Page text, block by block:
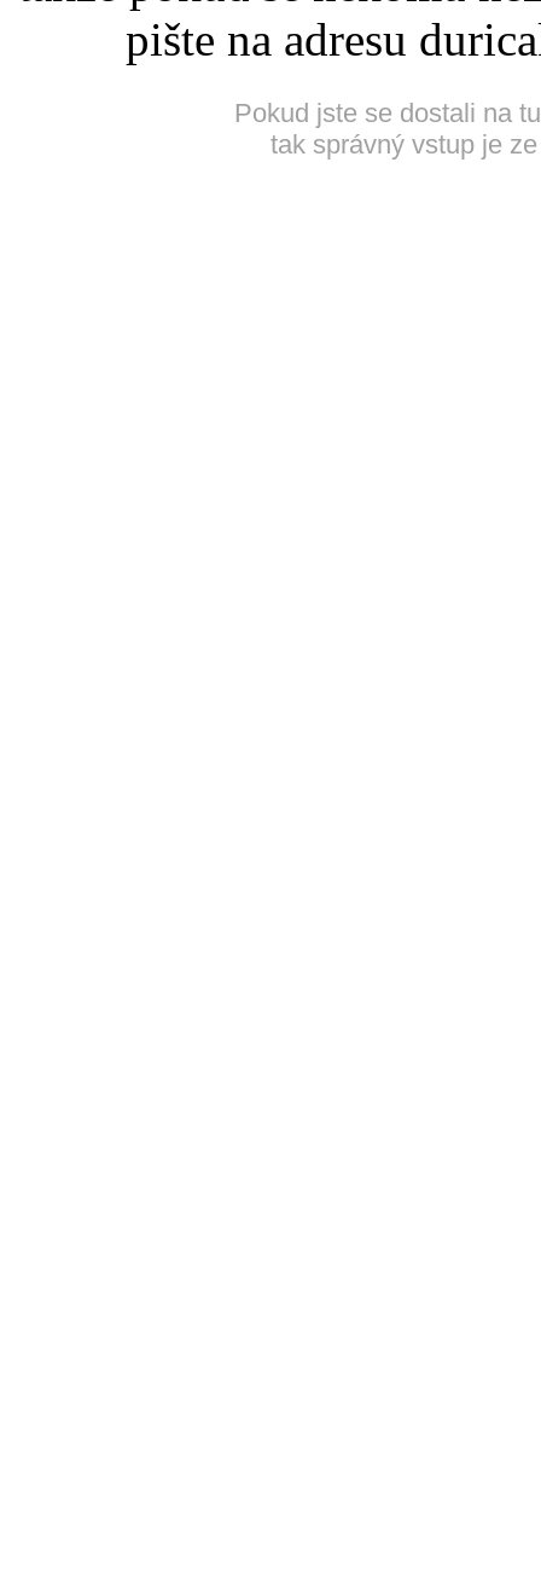
pište na adresu
Pokud jste se dostali na
tak správný vstup je